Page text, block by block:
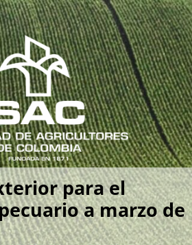
para el
a marzo de